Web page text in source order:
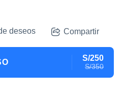
deseos Compartir
S/250
S/350